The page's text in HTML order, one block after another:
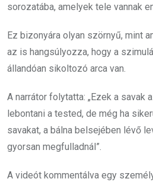
sorozatába, amelyek tele vannak
Ez bizonyára olyan szörnyű, mint
az is hangsúlyozza, hogy a
állandóan sikoltozó arca van.
A narrátor folytatta: „Ezek a savak
lebontani a tested, de még ha
savakat, a bálna belsejében lévő
gyorsan megfulladnál”.
A videót kommentálva egy